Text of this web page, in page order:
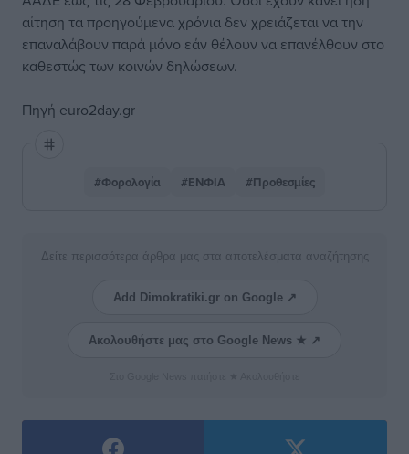
αίτηση τα προηγούμενα χρόνια δεν χρειάζεται να την
επαναλάβουν παρά μόνο εάν θέλουν να επανέλθουν στο
καθεστώς των κοινών δηλώσεων.
Πηγή euro2day.gr
#Φορολογία #ΕΝΦΙΑ #Προθεσμίες
Δείτε περισσότερα άρθρα μας στα αποτελέσματα αναζήτησης
Add Dimokratiki.gr on Google ↗
Ακολουθήστε μας στο Google News ★ ↗